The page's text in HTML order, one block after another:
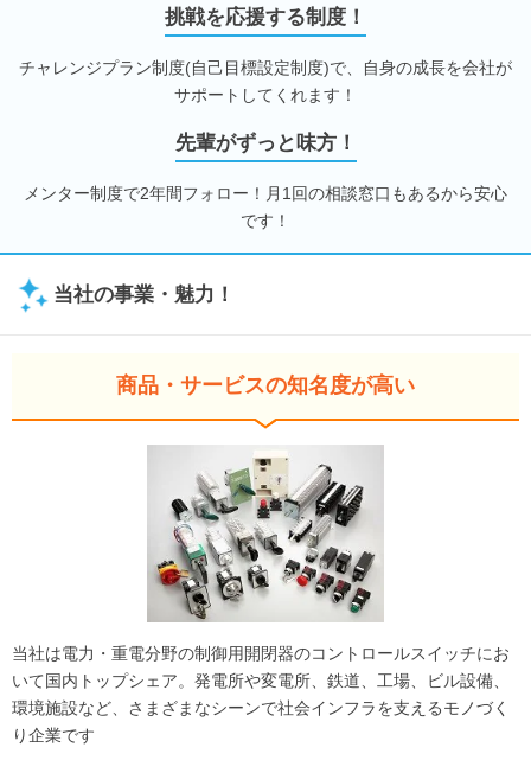
挑戦を応援する制度！
チャレンジプラン制度(自己目標設定制度)で、自身の成長を会社が
サポートしてくれます！
先輩がずっと味方！
メンター制度で2年間フォロー！月1回の相談窓口もあるから安心
です！
当社の事業・魅力！
商品・サービスの知名度が高い
当社は電力・重電分野の制御用開閉器のコントロールスイッチにお
いて国内トップシェア。発電所や変電所、鉄道、工場、ビル設備、
環境施設など、さまざまなシーンで社会インフラを支えるモノづく
り企業です